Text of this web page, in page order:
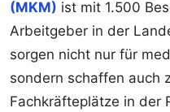
(MKM) ist mit 1.500
Arbeitgeber in der
sorgen nicht nur für
sondern schaffen auch
Fachkräfteplätze in der